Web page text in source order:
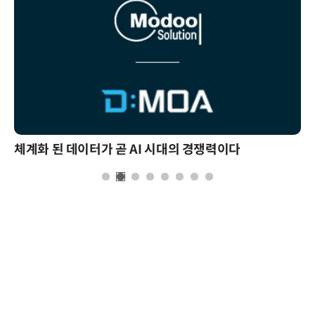
체계화 된 데이터가 곧 AI 시대의 경쟁력이다